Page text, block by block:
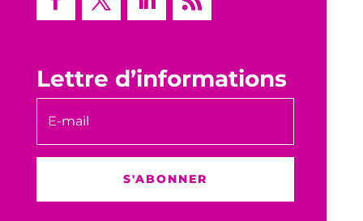
Lettre d’informations
S'ABONNER